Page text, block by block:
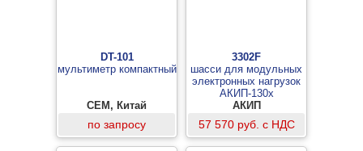
DT-101
мультиметр компактный
CEM, Китай
по запросу
3302F
шасси для модульных
электронных нагрузок
АКИП-130х
АКИП
57 570 руб. с НДС